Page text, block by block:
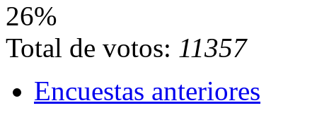
26%
Total de votos: 11357
Encuestas anteriores